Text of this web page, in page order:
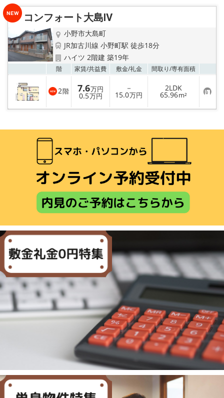
スタッフ紹介
Instagram
店舗情報·アクセス
会社概要
メールでお問い合わせ
り
コンフォート大島Ⅳ
小野市大島町
JR加古川線 小野町駅 徒歩18分
ハイツ 2階建 築19年
階 家賃/共益費 敷金/礼金 間取り/専有面積
2階 7.6万円
0.5万円
－
15.0万円
2LDK
65.96m² お
気
に
登